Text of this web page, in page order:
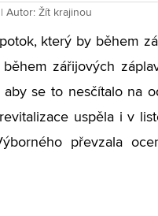
Autor: Žít krajinou
který by během
zářijových
se to nesčítalo na
uspěla i v
převzala